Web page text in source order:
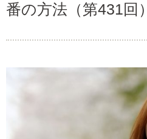
番の方法（第431回）